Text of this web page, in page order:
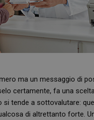
ma un messaggio di
certamente, fa una
tende a sottovalutare:
di altrettanto forte.